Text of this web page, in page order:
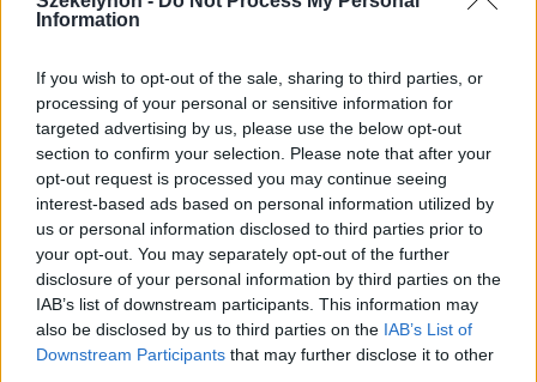
Information
If you wish to opt-out of the sale, sharing to third parties, or
processing of your personal or sensitive information for
targeted advertising by us, please use the below opt-out
section to confirm your selection. Please note that after your
opt-out request is processed you may continue seeing
interest-based ads based on personal information utilized by
us or personal information disclosed to third parties prior to
your opt-out. You may separately opt-out of the further
disclosure of your personal information by third parties on the
IAB’s list of downstream participants. This information may
also be disclosed by us to third parties on the IAB’s List of
Downstream Participants that may further disclose it to other
2026. augusztus 06., csütörtök